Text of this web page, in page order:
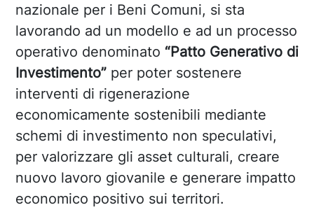
nazionale per i Beni Comuni, si sta
lavorando ad un modello e ad un processo
operativo denominato “Patto Generativo di
Investimento” per poter sostenere
interventi di rigenerazione
economicamente sostenibili mediante
schemi di investimento non speculativi,
per valorizzare gli asset culturali, creare
nuovo lavoro giovanile e generare impatto
economico positivo sui territori.